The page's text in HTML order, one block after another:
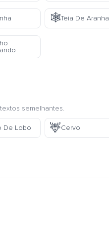
🕸️Teia De Aranha
semelhantes.
De Lobo 🦌Cervo